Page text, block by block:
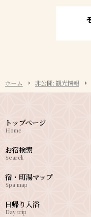
ホーム 非公開: 観光情報
トップページ
Home
お宿検索
Search
宿・町湯マップ
Spa map
日帰り入浴
Day trip